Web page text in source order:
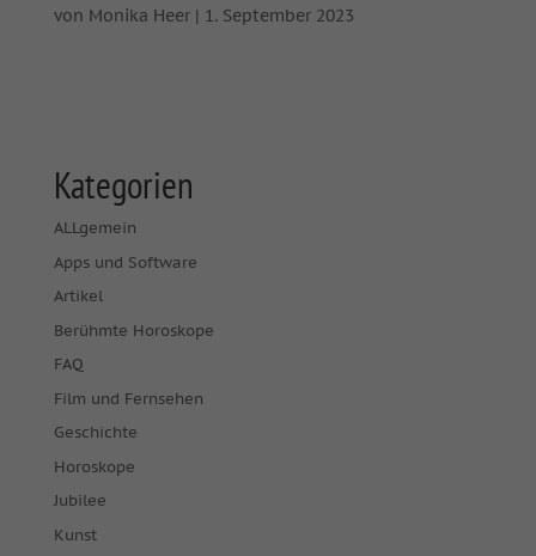
von Monika Heer| 1. September 2023
Kategorien
ALLgemein
Apps und Software
Artikel
Berühmte Horoskope
FAQ
Film und Fernsehen
Geschichte
Horoskope
Jubilee
Kunst